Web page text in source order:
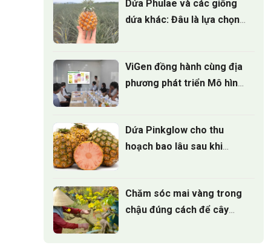
Dứa Phulae và các giống
dứa khác: Đâu là lựa chọn
ViGen đồng hành cùng địa
phương phát triển Mô hình
Dứa Pinkglow cho thu
hoạch bao lâu sau khi
Chăm sóc mai vàng trong
chậu đúng cách để cây